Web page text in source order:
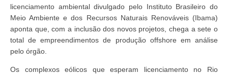
licenciamento ambiental divulgado pelo Instituto Brasileiro do
Meio Ambiente e dos Recursos Naturais Renováveis (Ibama)
aponta que, com a inclusão dos novos projetos, chega a sete o
total de empreendimentos de produção offshore em análise
pelo órgão.
Os complexos eólicos que esperam licenciamento no Rio